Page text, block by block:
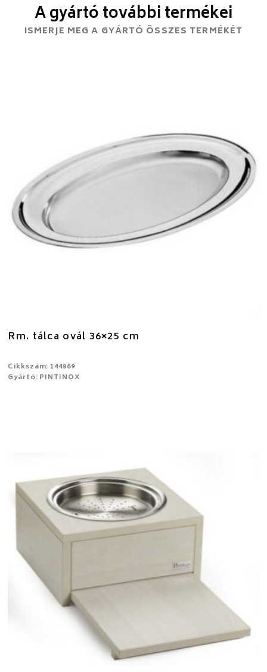
A gyártó további termékei
ISMERJE MEG A GYÁRTÓ ÖSSZES TERMÉKÉT
Rm. tálca ovál 36×25 cm
Cikkszám: 144869
Gyártó: PINTINOX